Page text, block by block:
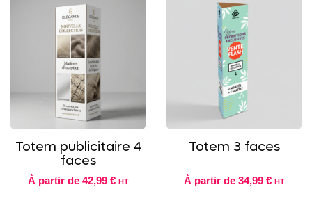
Totem publicitaire 4
faces
À partir de 42,99 € HT
Totem 3 faces
À partir de 34,99 € HT